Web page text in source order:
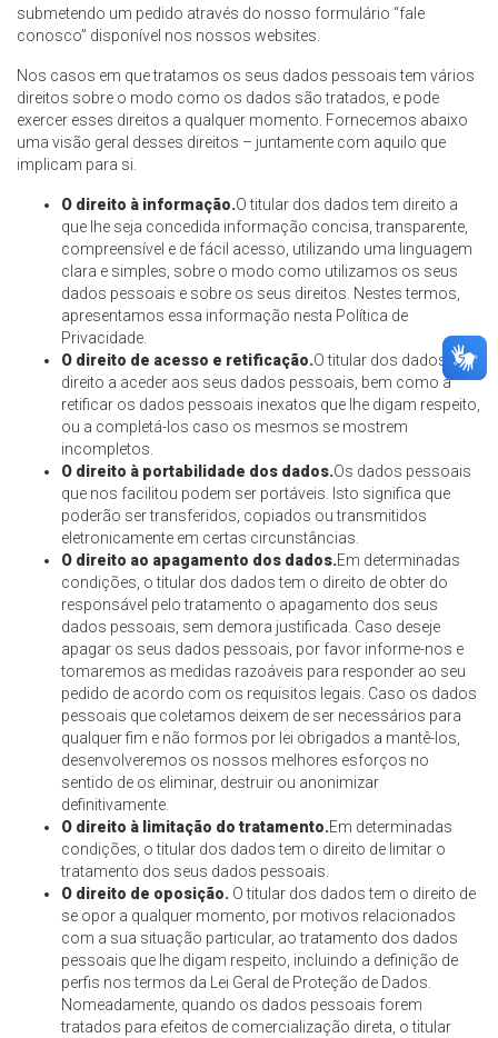
submetendo um pedido através do nosso formulário “fale
conosco” disponível nos nossos websites.
Nos casos em que tratamos os seus dados pessoais tem vários
direitos sobre o modo como os dados são tratados, e pode
exercer esses direitos a qualquer momento. Fornecemos abaixo
uma visão geral desses direitos – juntamente com aquilo que
implicam para si.
O direito à informação.O titular dos dados tem direito a
que lhe seja concedida informação concisa, transparente,
compreensível e de fácil acesso, utilizando uma linguagem
clara e simples, sobre o modo como utilizamos os seus
dados pessoais e sobre os seus direitos. Nestes termos,
apresentamos essa informação nesta Política de
Privacidade.
O direito de acesso e retificação.O titular dos dados tem
direito a aceder aos seus dados pessoais, bem como a
retificar os dados pessoais inexatos que lhe digam respeito,
ou a completá-los caso os mesmos se mostrem
incompletos.
O direito à portabilidade dos dados.Os dados pessoais
que nos facilitou podem ser portáveis. Isto significa que
poderão ser transferidos, copiados ou transmitidos
eletronicamente em certas circunstâncias.
O direito ao apagamento dos dados.Em determinadas
condições, o titular dos dados tem o direito de obter do
responsável pelo tratamento o apagamento dos seus
dados pessoais, sem demora justificada. Caso deseje
apagar os seus dados pessoais, por favor informe-nos e
tomaremos as medidas razoáveis para responder ao seu
pedido de acordo com os requisitos legais. Caso os dados
pessoais que coletamos deixem de ser necessários para
qualquer fim e não formos por lei obrigados a mantê-los,
desenvolveremos os nossos melhores esforços no
sentido de os eliminar, destruir ou anonimizar
definitivamente.
O direito à limitação do tratamento.Em determinadas
condições, o titular dos dados tem o direito de limitar o
tratamento dos seus dados pessoais.
O direito de oposição. O titular dos dados tem o direito de
se opor a qualquer momento, por motivos relacionados
com a sua situação particular, ao tratamento dos dados
pessoais que lhe digam respeito, incluindo a definição de
perfis nos termos da Lei Geral de Proteção de Dados.
Nomeadamente, quando os dados pessoais forem
tratados para efeitos de comercialização direta, o titular